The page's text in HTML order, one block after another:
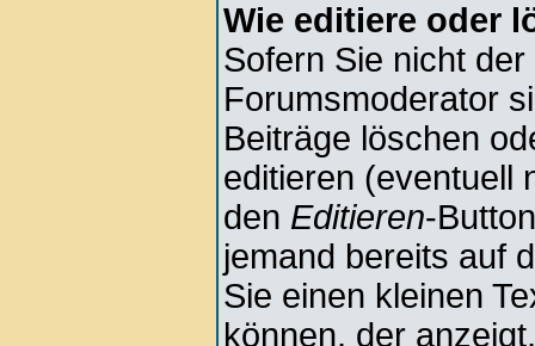
Wie editiere oder
Sofern Sie nicht
Forumsmoderator
Beiträge löschen
editieren (eventuell
den Editieren-
jemand bereits auf
Sie einen kleinen
können, der